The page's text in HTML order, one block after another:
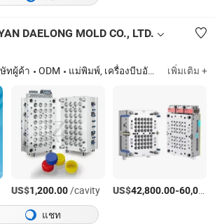
DAELONG MOLD CO., LTD.
ทผู้ค้า ODM แม่พิมพ์, เครื่องบีบอัดฝา เพิ่มเติม +
US$1,200.00/cavity US$42,800.00-60,000.00
แชท